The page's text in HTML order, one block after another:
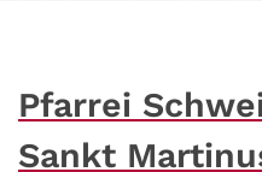
Pfarrei
Sankt